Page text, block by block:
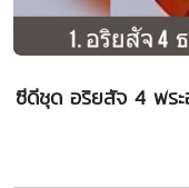
ซีดีชุด อริยสัจ 4 พร